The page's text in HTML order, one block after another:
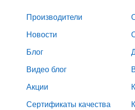
Производители
Новости
Блог
Видео блог
Акции
Сертификаты качества